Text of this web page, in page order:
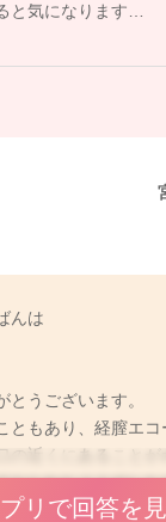
と気になります…
んは
とうございます。
ともあり、経膣エ
の近くにあることが
おられたようでした
、何だったのかとて
リで回答を